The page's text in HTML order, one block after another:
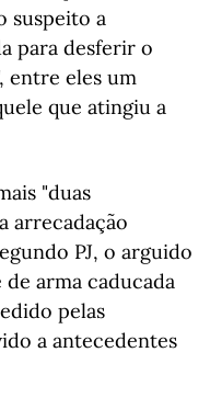
suspeito a
para desferir o
entre eles um
que atingiu a
"duas
arrecadação
PJ, o arguido
arma caducada
pelas
a antecedentes